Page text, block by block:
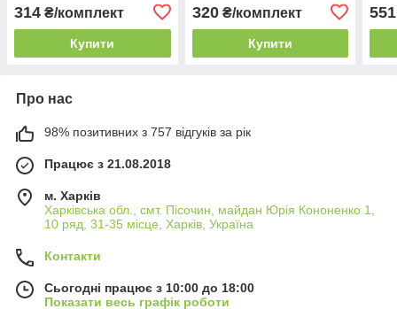
314 ₴/комплект
Купити
320₴/комплект
Купити
551
Про нас
98% позитивних з 757 відгуків за рік
Працює з 21.08.2018
м. Харків
Харківська обл., смт. Пісочин, майдан Юрія Кононенко 1,
10 ряд, 31-35 місце, Харків, Україна
Контакти
Сьогодні працює з 10:00 до 18:00
Показати весь графік роботи